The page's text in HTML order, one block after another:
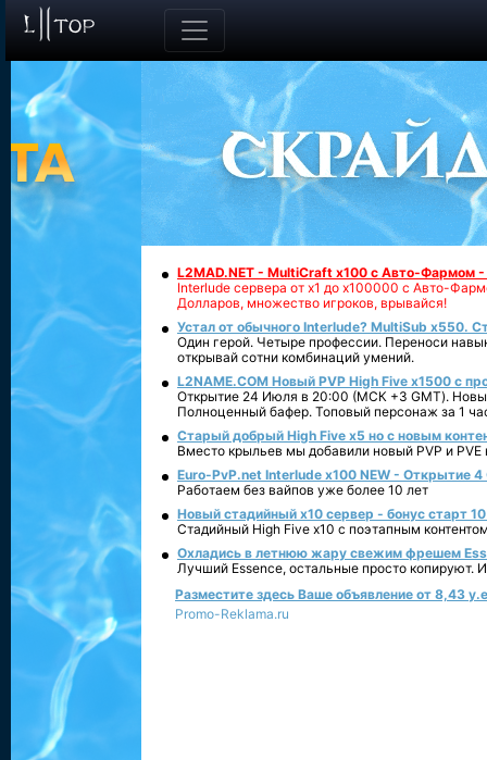
L2MAD.NET - MultiCraft x100 с Авто-Фармом
Interlude сервера от х1 до х100000 с Авто-
Долларов, множество игроков, врывайся!
Устал от обычного Interlude? MultiSub x550.
Один герой. Четыре профессии. Переноси
открывай сотни комбинаций умений.
L2NAME.COM Новый PVP High Five x1500 с
Открытие 24 Июля в 20:00 (МСК +3 GMT).
Полноценный бафер. Топовый персонаж за 1
Старый добрый High Five x5 но с новым
Вместо крыльев мы добавили новый PVP и PVE
Euro-PvP.net Interlude х100 NEW - Открытие 4
Работаем без вайпов уже более 10 лет
Новый стадийный х10 сервер - бонус старт
Стадийный High Five x10 с поэтапным
Охладись в летнюю жару свежим фрешем
Лучший Essence, остальные просто копируют.
Разместите здесь Ваше объявление от 8,43
Promo-Reklama.ru